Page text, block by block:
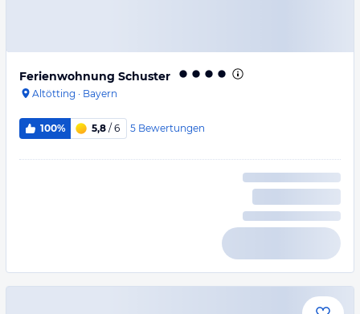
Ferienwohnung Schuster
Altötting · Bayern
100% 5,8 / 6 5 Bewertungen